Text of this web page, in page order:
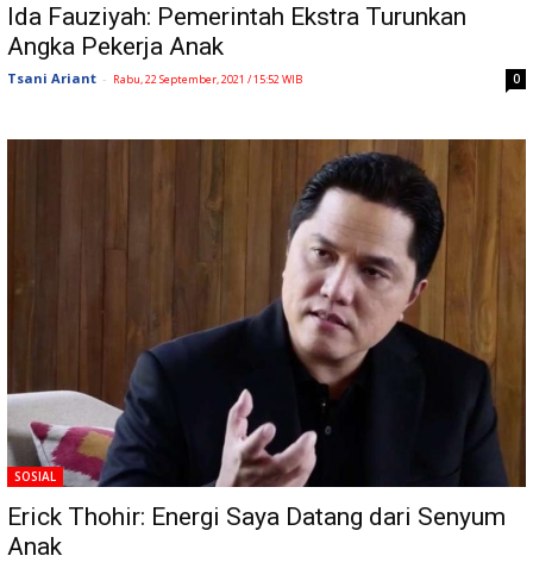
Ida Fauziyah: Pemerintah Ekstra Turunkan
Angka Pekerja Anak
Tsani Ariant - Rabu, 22 September, 2021 / 15:52 WIB 0
SOSIAL
Erick Thohir: Energi Saya Datang dari Senyum
Anak